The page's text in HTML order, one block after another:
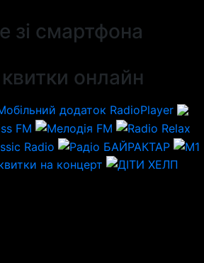
зі смартфона
онлайн